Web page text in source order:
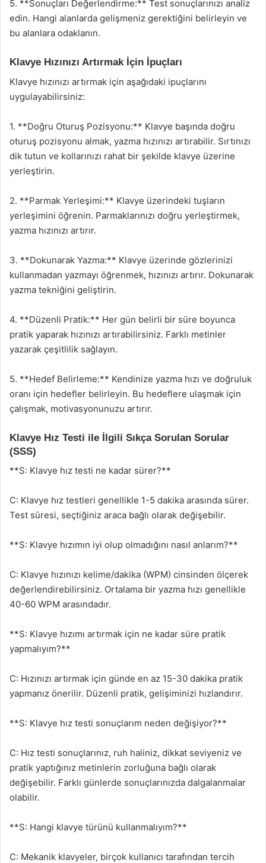
5. **Sonuçları Değerlendirme:** Test sonuçlarınızı analiz
edin. Hangi alanlarda gelişmeniz gerektiğini belirleyin ve
bu alanlara odaklanın.
Klavye Hızınızı Artırmak İçin İpuçları
Klavye hızınızı artırmak için aşağıdaki ipuçlarını
uygulayabilirsiniz:
1. **Doğru Oturuş Pozisyonu:** Klavye başında doğru
oturuş pozisyonu almak, yazma hızınızı artırabilir. Sırtınızı
dik tutun ve kollarınızı rahat bir şekilde klavye üzerine
yerleştirin.
2. **Parmak Yerleşimi:** Klavye üzerindeki tuşların
yerleşimini öğrenin. Parmaklarınızı doğru yerleştirmek,
yazma hızınızı artırır.
3. **Dokunarak Yazma:** Klavye üzerinde gözlerinizi
kullanmadan yazmayı öğrenmek, hızınızı artırır. Dokunarak
yazma tekniğini geliştirin.
4. **Düzenli Pratik:** Her gün belirli bir süre boyunca
pratik yaparak hızınızı artırabilirsiniz. Farklı metinler
yazarak çeşitlilik sağlayın.
5. **Hedef Belirleme:** Kendinize yazma hızı ve doğruluk
oranı için hedefler belirleyin. Bu hedeflere ulaşmak için
çalışmak, motivasyonunuzu artırır.
Klavye Hız Testi ile İlgili Sıkça Sorulan Sorular
(SSS)
**S: Klavye hız testi ne kadar sürer?**
C: Klavye hız testleri genellikle 1-5 dakika arasında sürer.
Test süresi, seçtiğiniz araca bağlı olarak değişebilir.
**S: Klavye hızımın iyi olup olmadığını nasıl anlarım?**
C: Klavye hızınızı kelime/dakika (WPM) cinsinden ölçerek
değerlendirebilirsiniz. Ortalama bir yazma hızı genellikle
40-60 WPM arasındadır.
**S: Klavye hızımı artırmak için ne kadar süre pratik
yapmalıyım?**
C: Hızınızı artırmak için günde en az 15-30 dakika pratik
yapmanız önerilir. Düzenli pratik, gelişiminizi hızlandırır.
**S: Klavye hız testi sonuçlarım neden değişiyor?**
C: Hız testi sonuçlarınız, ruh haliniz, dikkat seviyeniz ve
pratik yaptığınız metinlerin zorluğuna bağlı olarak
değişebilir. Farklı günlerde sonuçlarınızda dalgalanmalar
olabilir.
**S: Hangi klavye türünü kullanmalıyım?**
C: Mekanik klavyeler, birçok kullanıcı tarafından tercih